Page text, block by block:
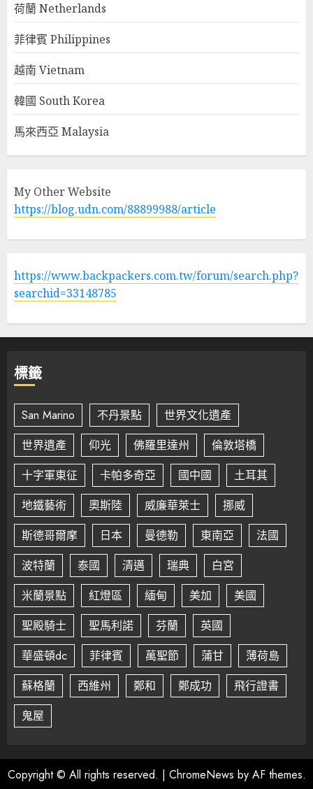
荷蘭 Netherlands
菲律賓 Philippines
越南 Vietnam
韓國 South Korea
馬來西亞 Malaysia
My Other Website
https://blog.udn.com/88899988/article
https://www.backpackers.com.tw/forum/search.php?
searchid=33148785
標籤
San Marino 不丹景點
世界文化遺產
世界遺產
仰光 佛羅里達州
倫敦塔橋
十字軍東征
卡帕多奇亞 國中國
土耳其
地鐵藝術
奧斯陸 威廉華萊士
挪威
斯德哥爾摩
日本 曼德勒 東南亞
法國
波特蘭
泰國 清邁 瑞典
白宮
米蘭景點
紅燈區 緬甸 美加
美國
聖殿騎士
聖馬利諾 芬蘭
英國
華盛頓dc
菲律賓 萬聖節 蒲甘
薄荷島
蘇格蘭
西維州 鄭和 鄭成功
飛行證書
鬼屋
Copyright © All rights reserved. | ChromeNews by AF themes.